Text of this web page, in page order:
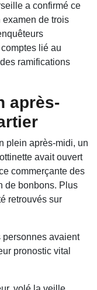
a confirmé ce
examen de trois
lié au
ramifications
après-
plein après-midi, un
avait ouvert
commerçante des
de bonbons. Plus
retrouvés sur
personnes avaient
pronostic vital